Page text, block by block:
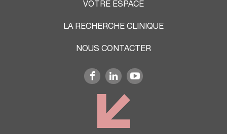
VOTRE ESPACE
LA RECHERCHE CLINIQUE
NOUS CONTACTER